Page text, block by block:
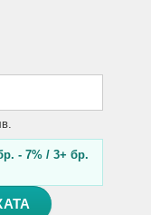
- 7% / 3+ бр.